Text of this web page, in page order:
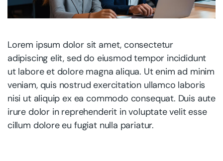
Lorem ipsum dolor sit amet, consectetur
adipiscing elit, sed do eiusmod tempor incididunt
ut labore et dolore magna aliqua. Ut enim ad minim
veniam, quis nostrud exercitation ullamco laboris
nisi ut aliquip ex ea commodo consequat. Duis aute
irure dolor in reprehenderit in voluptate velit esse
cillum dolore eu fugiat nulla pariatur.